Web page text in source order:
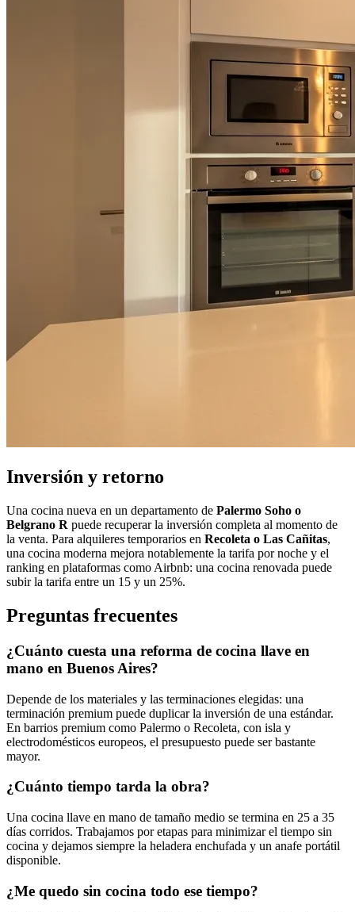
Inversión y retorno
Una cocina nueva en un departamento de Palermo Soho o
Belgrano R puede recuperar la inversión completa al momento de
la venta. Para alquileres temporarios en Recoleta o Las Cañitas,
una cocina moderna mejora notablemente la tarifa por noche y el
ranking en plataformas como Airbnb: una cocina renovada puede
subir la tarifa entre un 15 y un 25%.
Preguntas frecuentes
¿Cuánto cuesta una reforma de cocina llave en
mano en Buenos Aires?
Depende de los materiales y las terminaciones elegidas: una
terminación premium puede duplicar la inversión de una estándar.
En barrios premium como Palermo o Recoleta, con isla y
electrodomésticos europeos, el presupuesto puede ser bastante
mayor.
¿Cuánto tiempo tarda la obra?
Una cocina llave en mano de tamaño medio se termina en 25 a 35
días corridos. Trabajamos por etapas para minimizar el tiempo sin
cocina y dejamos siempre la heladera enchufada y un anafe portátil
disponible.
¿Me quedo sin cocina todo ese tiempo?